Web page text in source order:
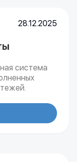
28.12.2025
система